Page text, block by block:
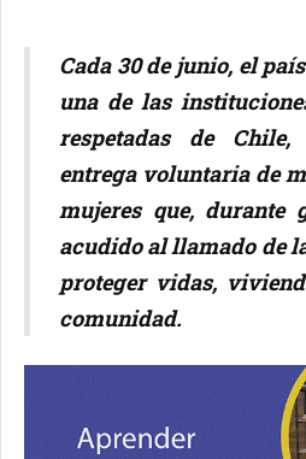
Cada 30 de junio, el
una de las
respetadas de Chile,
entrega voluntaria de
mujeres que, durante
acudido al llamado de
proteger vidas,
comunidad.